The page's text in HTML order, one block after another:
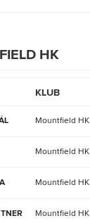
HK
KLUB
Mountfield HK
Mountfield HK
Mountfield HK
Mountfield HK